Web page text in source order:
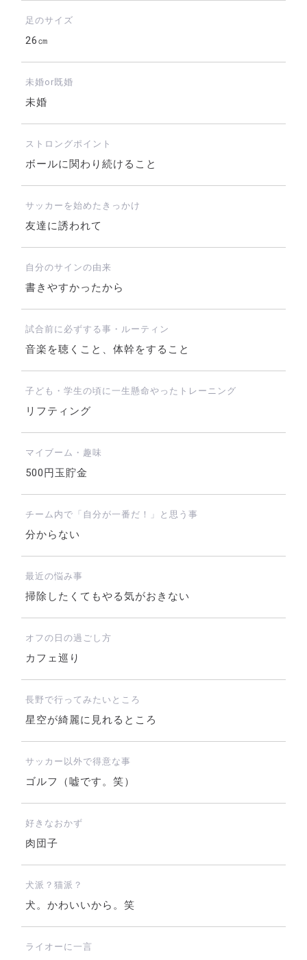
足のサイズ
26㎝
未婚or既婚
未婚
ストロングポイント
ボールに関わり続けること
サッカーを始めたきっかけ
友達に誘われて
自分のサインの由来
書きやすかったから
試合前に必ずする事・ルーティン
音楽を聴くこと、体幹をすること
子ども・学生の頃に一生懸命やったトレーニング
リフティング
マイブーム・趣味
500円玉貯金
チーム内で「自分が一番だ！」と思う事
分からない
最近の悩み事
掃除したくてもやる気がおきない
オフの日の過ごし方
カフェ巡り
長野で行ってみたいところ
星空が綺麗に見れるところ
サッカー以外で得意な事
ゴルフ（嘘です。笑）
好きなおかず
肉団子
犬派？猫派？
犬。かわいいから。笑
ライオーに一言